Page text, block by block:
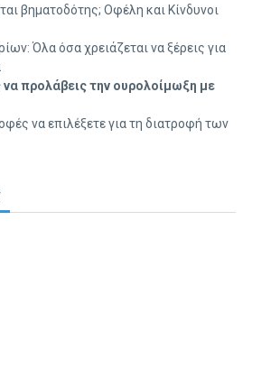
βηματοδότης; Οφέλη και Κίνδυνοι
Όλα όσα χρειάζεται να ξέρεις για
προλάβεις την ουρολοίμωξη με
να επιλέξετε για τη διατροφή των